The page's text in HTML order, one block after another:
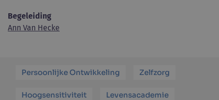
Begeleiding
Ann Van Hecke
Persoonlijke Ontwikkeling Zelfzorg
Hoogsensitiviteit Levensacademie